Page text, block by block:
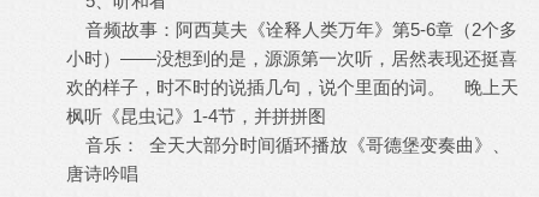
音频故事：阿西莫夫《诠释人类万年》第5-6章（2个多
小时）——没想到的是，源源第一次听，居然表现还挺喜
欢的样子，时不时的说插几句，说个里面的词。 晚上天
枫听《昆虫记》1-4节，并拼拼图
音乐： 全天大部分时间循环播放《哥德堡变奏曲》、
唐诗吟唱